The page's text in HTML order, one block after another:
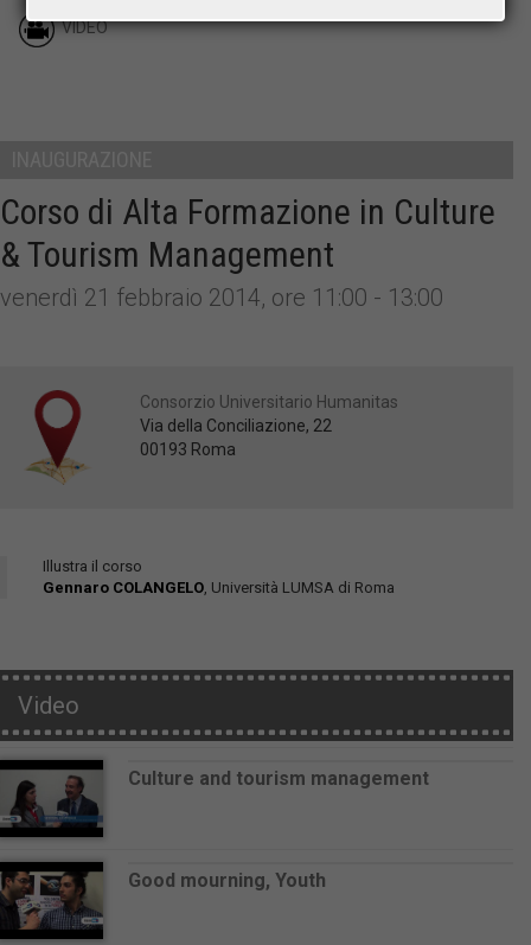
VIDEO
Corso di Alta Formazione in Culture
& Tourism Management
venerdì 21 febbraio 2014, ore 11:00 - 13:00
Consorzio Universitario Humanitas
Via della Conciliazione, 22
00193 Roma
Illustra il corso
Gennaro COLANGELO, Università LUMSA di Roma
Video
Culture and tourism management
Good mourning, Youth